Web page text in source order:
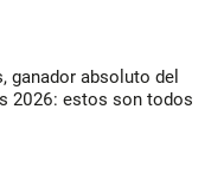
ganador absoluto del
2026: estos son todos